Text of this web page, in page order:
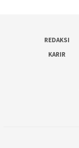
REDAKSI
KARIR